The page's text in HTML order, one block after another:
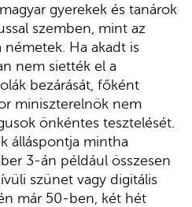
gyerekek és tanárok
szemben, mint az
németek. Ha akadt is
nem siették el a
bezárását, főként
miniszterelnök nem
önkéntes tesztelését.
álláspontja mintha
3-án például összesen
szünet vagy digitális
már 50-ben, két hét